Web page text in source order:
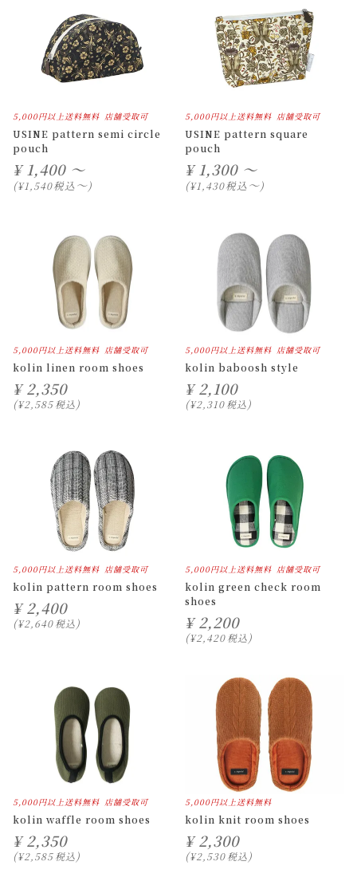
5,000円以上送料無料 店舗受取可
USINE pattern semi circle
pouch
¥ 1,400 ～
¥1,540税込〜
5,000円以上送料無料 店舗受取可
USINE pattern square
pouch
¥ 1,300 ～
¥1,430税込〜
5,000円以上送料無料 店舗受取可
kolin linen room shoes
¥ 2,350
¥2,585税込
5,000円以上送料無料 店舗受取可
kolin baboosh style
¥ 2,100
¥2,310税込
5,000円以上送料無料 店舗受取可
kolin pattern room shoes
¥ 2,400
¥2,640税込
5,000円以上送料無料 店舗受取可
kolin green check room
shoes
¥ 2,200
¥2,420税込
5,000円以上送料無料 店舗受取可
kolin waffle room shoes
¥ 2,350
¥2,585税込
5,000円以上送料無料
kolin knit room shoes
¥ 2,300
¥2,530税込